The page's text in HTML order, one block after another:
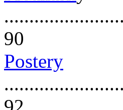
90
Postery